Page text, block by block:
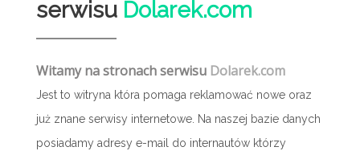
serwisu Dolarek.com
Witamy na stronach serwisu Dolarek.com
Jest to witryna która pomaga reklamować nowe oraz
już znane serwisy internetowe. Na naszej bazie danych
posiadamy adresy e-mail do internautów którzy